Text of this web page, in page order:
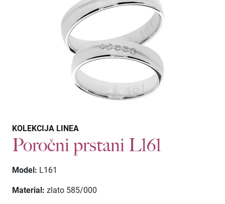
KOLEKCIJA LINEA
Poročni prstani L161
Model: L161
Material: zlato 585/000